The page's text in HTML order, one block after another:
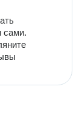
сами.